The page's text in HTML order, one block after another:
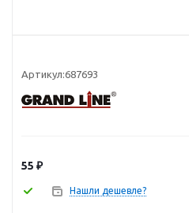
Артикул:687693
55 ₽
Нашли дешевле?